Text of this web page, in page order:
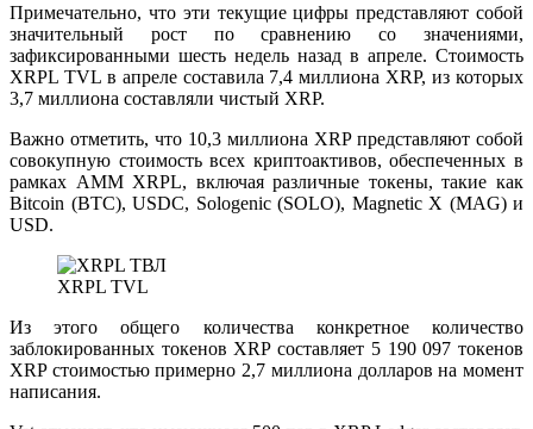
Примечательно, что эти текущие цифры представляют собой
значительный рост по сравнению со значениями,
зафиксированными шесть недель назад в апреле. Стоимость
XRPL TVL в апреле составила 7,4 миллиона XRP, из которых
3,7 миллиона составляли чистый XRP.
Важно отметить, что 10,3 миллиона XRP представляют собой
совокупную стоимость всех криптоактивов, обеспеченных в
рамках AMM XRPL, включая различные токены, такие как
Bitcoin (BTC), USDC, Sologenic (SOLO), Magnetic X (MAG) и
USD.
XRPL TVL
Из этого общего количества конкретное количество
заблокированных токенов XRP составляет 5 190 097 токенов
XRP стоимостью примерно 2,7 миллиона долларов на момент
написания.